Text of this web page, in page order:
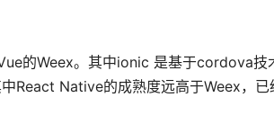
的Weex。其中ionic 是基于cordova技
React Native的成熟度远高于Weex，已